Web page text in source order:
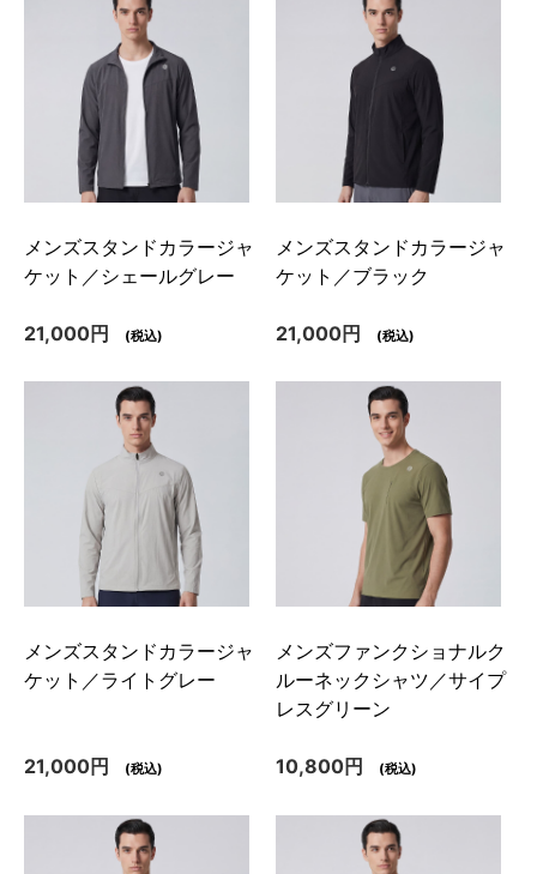
メンズスタンドカラージャ
ケット／シェールグレー
21,000円 (税込)
メンズスタンドカラージャ
ケット／ブラック
21,000円 (税込)
メンズスタンドカラージャ
ケット／ライトグレー
21,000円 (税込)
メンズファンクショナルク
ルーネックシャツ／サイプ
レスグリーン
10,800円 (税込)